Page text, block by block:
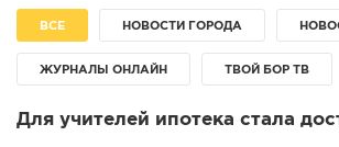
АФИША
ВСЕ НОВОСТИ ГОРОДА
ЖУРНАЛЫ ОНЛАЙН ТВОЙ БОР ТВ
Для учителей ипотека стала